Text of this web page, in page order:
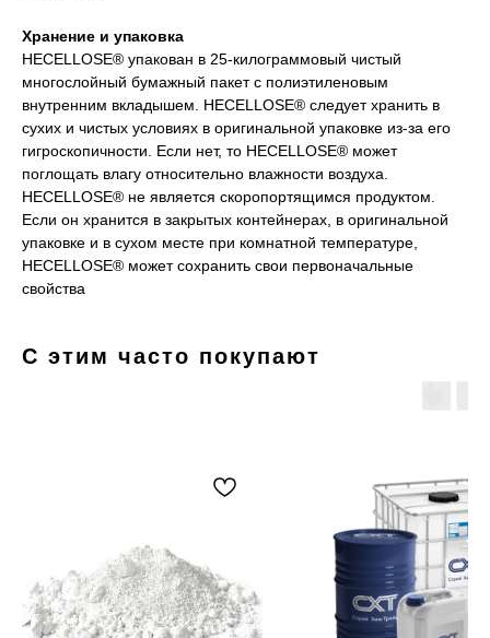
Хранение и упаковка
HECELLOSE® упакован в 25-килограммовый чистый
многослойный бумажный пакет с полиэтиленовым
внутренним вкладышем. HECELLOSE® следует хранить в
сухих и чистых условиях в оригинальной упаковке из-за его
гигроскопичности. Если нет, то HECELLOSE® может
поглощать влагу относительно влажности воздуха.
HECELLOSE® не является скоропортящимся продуктом.
Если он хранится в закрытых контейнерах, в оригинальной
упаковке и в сухом месте при комнатной температуре,
HECELLOSE® может сохранить свои первоначальные
свойства
С этим часто покупают